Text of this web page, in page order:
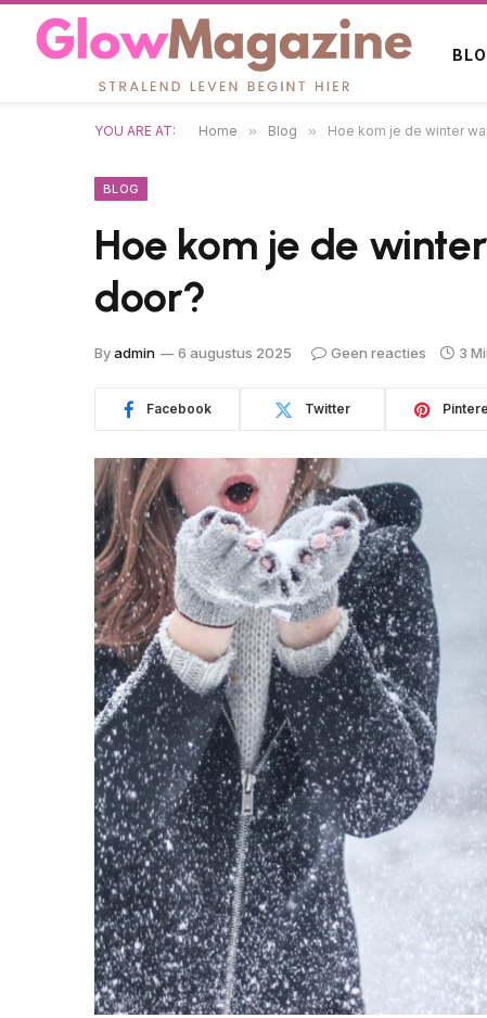
YOU ARE AT: Home » Blog » Hoe kom je de winter
BLOG
Hoe kom je de
door?
Byadmin 6 augustus 2025 Geen reacties 3
Facebook Twitter